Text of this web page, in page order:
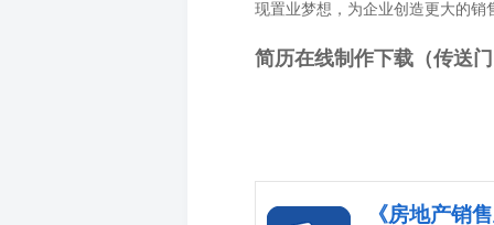
现置业梦想，为企业创造更大的销
简历在线制作下载（传送
《​房地产销